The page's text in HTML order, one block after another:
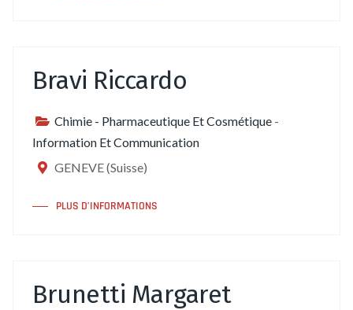
Bravi Riccardo
Chimie - Pharmaceutique Et Cosmétique -
Information Et Communication
GENEVE (Suisse)
PLUS D’INFORMATIONS
Brunetti Margaret